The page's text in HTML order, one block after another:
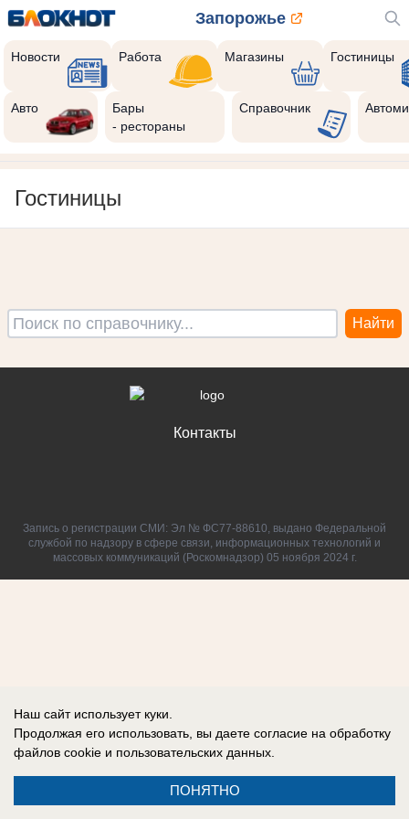
Запорожье
Новости Работа Магазины Гостиницы
Авто
Бары
- рестораны
Справочник
Гостиницы
Контакты
Запись о регистрации СМИ: Эл № ФС77-88610, выдано Федеральной
службой по надзору в сфере связи, информационных технологий и
массовых коммуникаций (Роскомнадзор) 05 ноября 2024 г.
Наш сайт использует куки.
Продолжая его использовать, вы даете согласие на обработку
файлов cookie и пользовательских данных.
ПОНЯТНО